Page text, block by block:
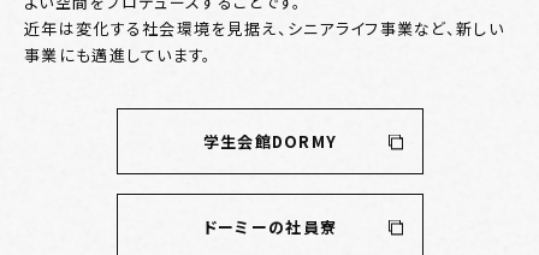
近年は変化する社会環境を見据え、シニアライフ事業など、新しい
事業にも邁進しています。
学生会館DORMY
ドーミーの社員寮